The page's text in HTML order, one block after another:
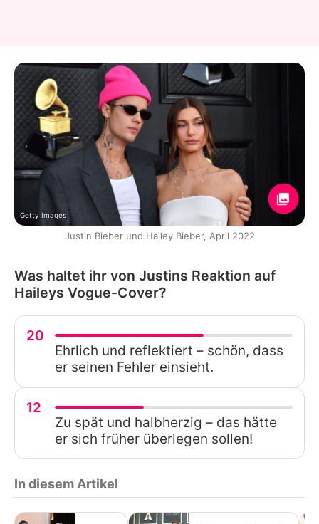
Getty Images
Justin Bieber und Hailey Bieber, April 2022
Was haltet ihr von Justins Reaktion auf
Haileys Vogue-Cover?
20
Ehrlich und reflektiert – schön, dass
er seinen Fehler einsieht.
12
Zu spät und halbherzig – das hätte
er sich früher überlegen sollen!
In diesem Artikel